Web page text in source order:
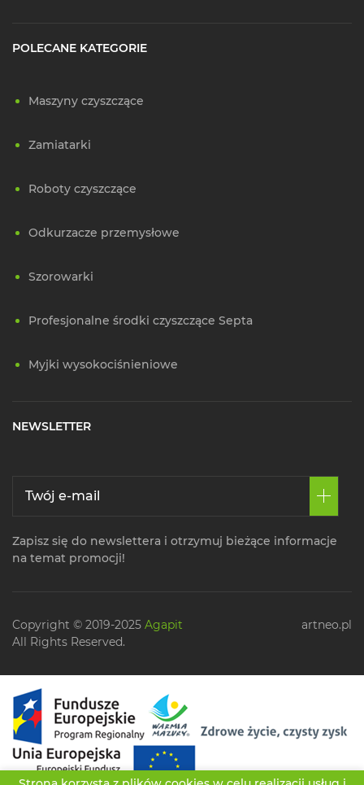
POLECANE KATEGORIE
Maszyny czyszczące
Zamiatarki
Roboty czyszczące
Odkurzacze przemysłowe
Szorowarki
Profesjonalne środki czyszczące Septa
Myjki wysokociśnieniowe
NEWSLETTER
Zapisz się do newslettera i otrzymuj bieżące informacje
na temat promocji!
Copyright © 2019-2025 Agapit
All Rights Reserved.
artneo.pl